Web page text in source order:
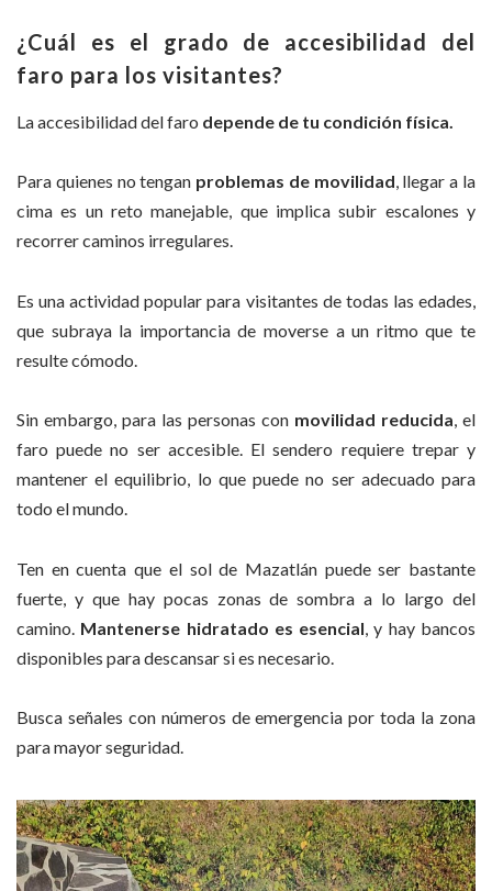
¿Cuál es el grado de accesibilidad del
faro para los visitantes?
La accesibilidad del faro depende de tu condición física.
Para quienes no tengan problemas de movilidad, llegar a la
cima es un reto manejable, que implica subir escalones y
recorrer caminos irregulares.
Es una actividad popular para visitantes de todas las edades,
que subraya la importancia de moverse a un ritmo que te
resulte cómodo.
Sin embargo, para las personas con movilidad reducida, el
faro puede no ser accesible. El sendero requiere trepar y
mantener el equilibrio, lo que puede no ser adecuado para
todo el mundo.
Ten en cuenta que el sol de Mazatlán puede ser bastante
fuerte, y que hay pocas zonas de sombra a lo largo del
camino. Mantenerse hidratado es esencial , y hay bancos
disponibles para descansar si es necesario.
Busca señales con números de emergencia por toda la zona
para mayor seguridad.